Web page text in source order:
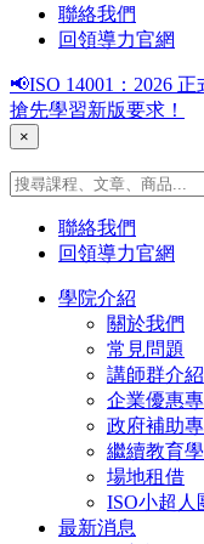
聯絡我們
回領導力官網
📢ISO 14001：2026
搶先學習新版要求！
×
聯絡我們
回領導力官網
學院介紹
關於我們
常見問題
講師群介紹
企業優惠
政府補助
繼續教育
場地租借
ISO小超人
最新消息